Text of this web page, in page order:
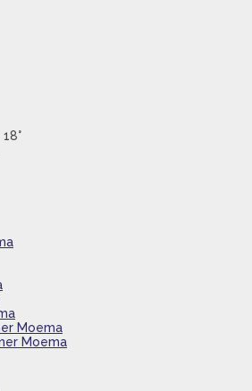
Moema
Moema